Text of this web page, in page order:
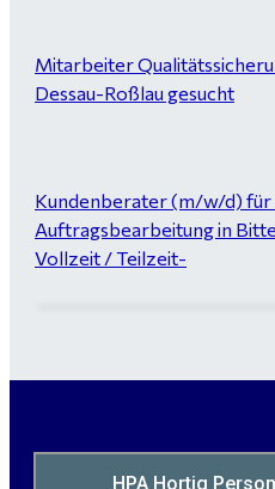
Mitarbeiter
Dessau-Roßlau gesucht
Kundenberater (m/w/d) für
Auftragsbearbeitung in
Vollzeit / Teilzeit-
Maurer / Putzer (m/w/d)